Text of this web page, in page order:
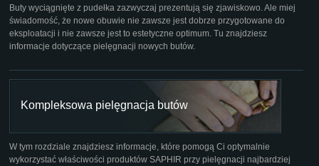
Buty wyciągnięte z pudełka zazwyczaj prezentują się zjawiskowo. Ale miej
świadomość, że nowe obuwie nie zawsze jest dobrze przygotowane do
eksploatacji i nie zawsze jest to estetyczne optimum. Tu znajdziesz
informacje dotyczące pielęgnacji nowych butów.
Kompleksowa pielęgnacja butów
W tym rozdziale znajdziesz informacje, które pomogą Ci optymalnie
wykorzystać właściwości produktów SAPHIR przy pielęgnacji najbardziej